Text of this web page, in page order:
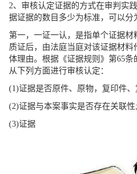
2、审核认定证据的方式在审判实
据证据的数目多少为标准，可以分
第一，一证一认，是指单个证据材
质证后，由法庭当庭对该证据材
体理由。根据《证据规则》第65
从下列方面进行审核认定：
(1)证据是否原件、原物，复印件
(2)证据与本案事实是否存在关联性;
(3)证据